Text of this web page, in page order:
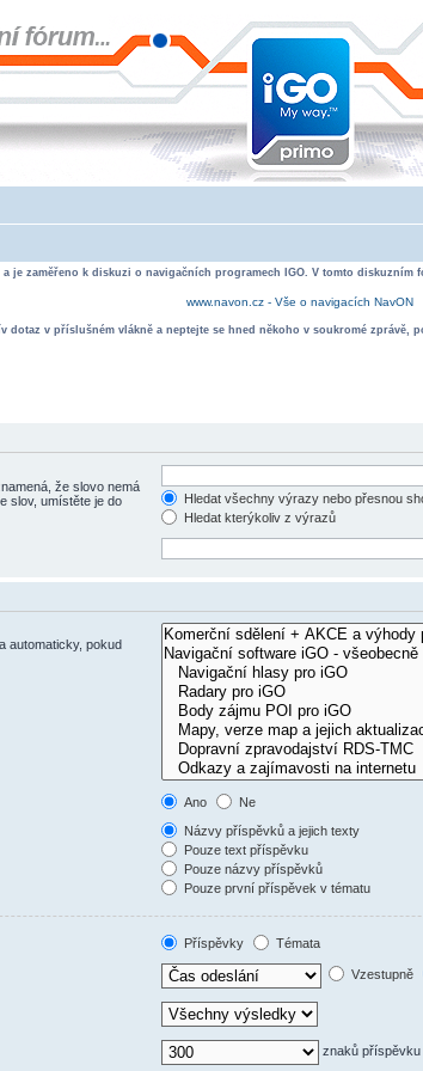
je zaměřeno k diskuzi o navigačních programech IGO. V tomto diskuzním
www.navon.cz - Vše o navigacích NavON
dotaz v příslušném vlákně a neptejte se hned někoho v soukromé zprávě,
že slovo nemá
slov, umístěte je do
Hledat všechny výrazy nebo přesnou
Hledat kterýkoliv z výrazů
automaticky, pokud
Ano
Ne
Názvy příspěvků a jejich texty
Pouze text příspěvku
Pouze názvy příspěvků
Pouze první příspěvek v tématu
Příspěvky
Témata
Vzestupně
znaků příspěvku